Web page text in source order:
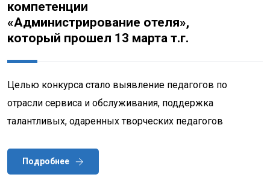
компетенции
«Администрирование отеля»,
который прошел 13 марта т.г.
Целью конкурса стало выявление педагогов по
отрасли сервиса и обслуживания, поддержка
талантливых, одаренных творческих педагогов
Подробнее